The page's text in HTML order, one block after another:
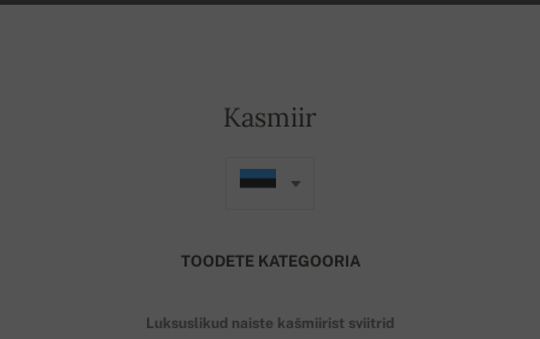
Kasmiir
TOODETE KATEGOORIA
Luksuslikud naiste kašmiirist sviitrid